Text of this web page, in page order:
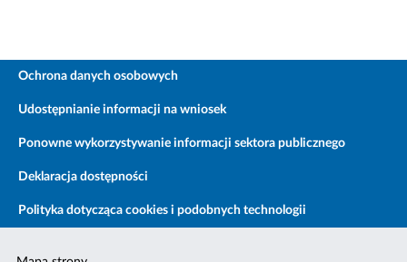
Ochrona danych osobowych
Udostępnianie informacji na wniosek
Ponowne wykorzystywanie informacji sektora publicznego
Deklaracja dostępności
Polityka dotycząca cookies i podobnych technologii